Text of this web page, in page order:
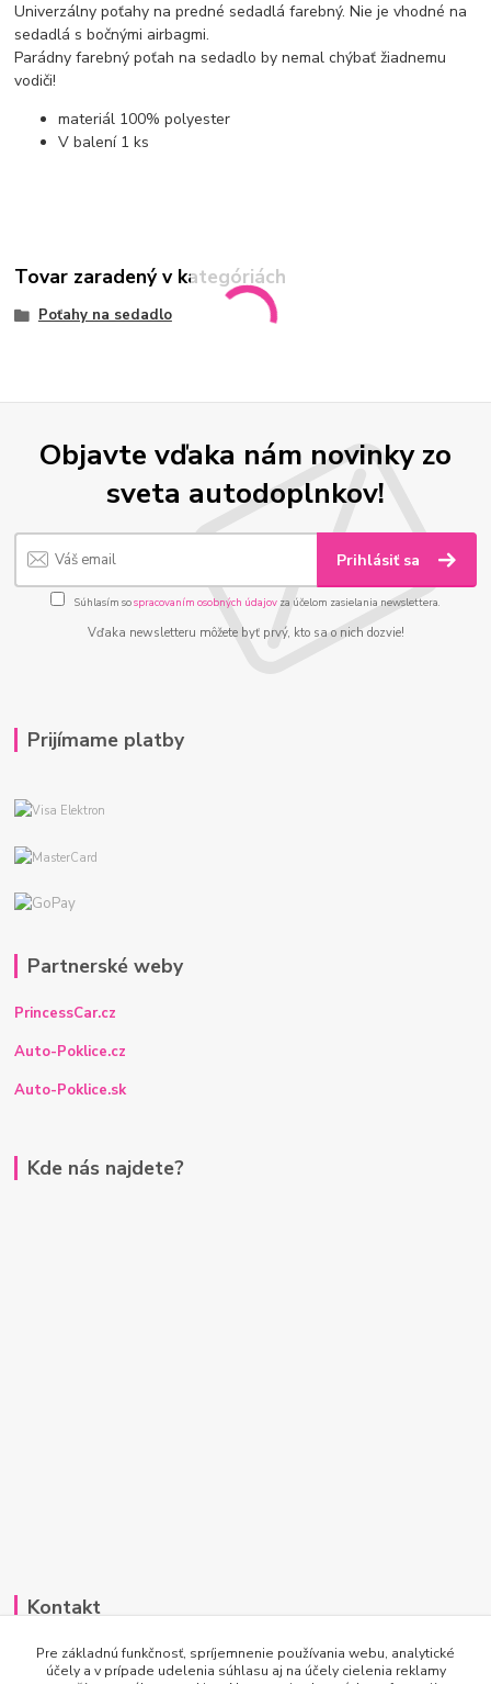
Univerzálny poťahy na predné sedadlá farebný. Nie je vhodné na
sedadlá s bočnými airbagmi.
Parádny farebný poťah na sedadlo by nemalchýbať žiadnemu
vodiči!
materiál 100% polyester
V balení1 ks
Tovar zaradený v kategóriách
Poťahy na sedadlo
Objavte vďaka nám novinky zo
sveta autodoplnkov!
Prihlásiť sa
Súhlasím sospracovaním osobných údajov za účelom zasielania newslettera.
Vďaka newsletteru môžete byť prvý, kto sa o nich dozvie!
Prijímame platby
Partnerské weby
PrincessCar.cz
Auto-Poklice.cz
Auto-Poklice.sk
Kde nás najdete?
Kontakt
Po-Pi 7:00 - 15:30
Pre základnú funkčnosť, spríjemnenie používania webu, analytické
účely a v prípade udelenia súhlasu aj na účely cielenia reklamy